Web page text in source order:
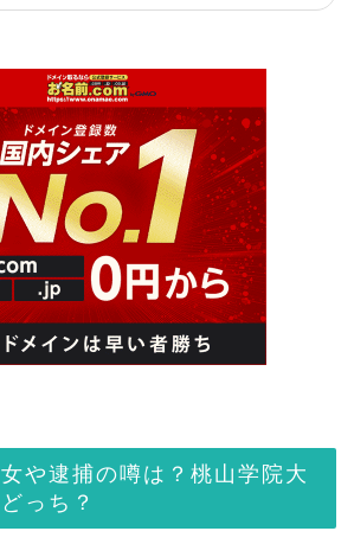
や逮捕の噂は？桃山学院大
っち？